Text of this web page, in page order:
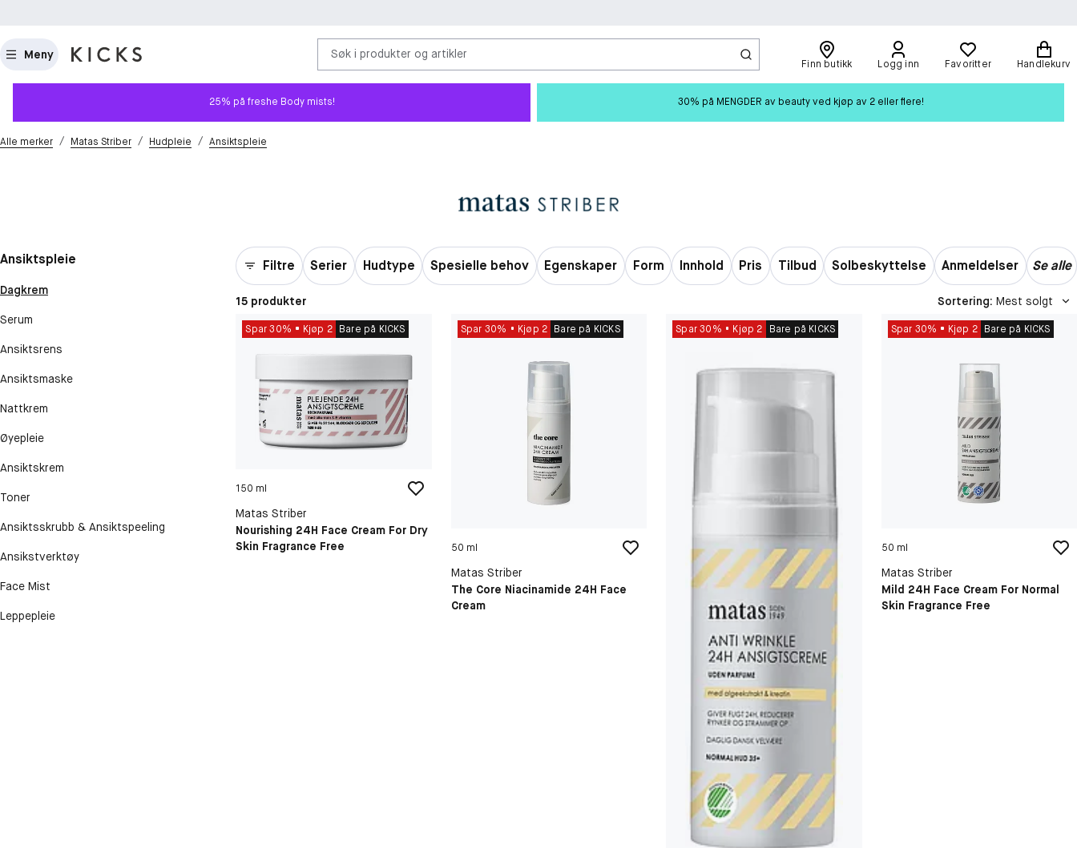
Meny Søk i produkter og artikler
Finn butikk Logg inn Favoritter Handlekurv
25% på freshe Body mists! 30% på MENGDER av beauty ved kjøp av 2 eller flere!
Alle merker / Matas Striber / Hudpleie / Ansiktspleie
Ansiktspleie
Dagkrem
Serum
Ansiktsrens
Ansiktsmaske
Nattkrem
Øyepleie
Ansiktskrem
Toner
Ansiktsskrubb & Ansiktspeeling
Ansikstverktøy
Face Mist
Leppepleie
Filtre Serier Hudtype Spesielle behov Egenskaper Form Innhold Pris Tilbud Solbeskyttelse Anmeldelser Se alle
15 produkter Sortering: Mest solgt
Spar 30% Kjøp 2 Bare på KICKS
150 ml
Matas Striber
Nourishing 24H Face Cream For Dry
Skin Fragrance Free
Spar 30% Kjøp 2 Bare på KICKS
50 ml
Matas Striber
The Core Niacinamide 24H Face
Cream
Spar 30% Kjøp 2 Bare på KICKS Spar 30% Kjøp 2 Bare på KICKS
50 ml
Matas Striber
Mild 24H Face Cream For Normal
Skin Fragrance Free